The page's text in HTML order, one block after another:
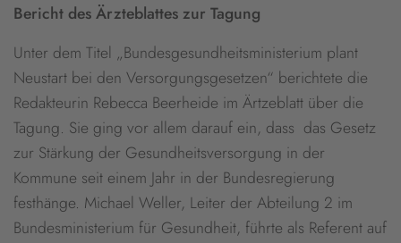
Bericht des Ärzteblattes zur Tagung
Unter dem Titel „Bundesgesundheitsministerium plant
Neustart bei den Versorgungsgesetzen“ berichtete die
Redakteurin Rebecca Beerheide im Ärtzeblatt über die
Tagung. Sie ging vor allem darauf ein, dass das Gesetz
zur Stärkung der Gesundheitsversorgung in der
Kommune seit einem Jahr in der Bundesregierung
festhänge. Michael Weller, Leiter der Abteilung 2 im
Bundesministerium für Gesundheit, führte als Referent auf